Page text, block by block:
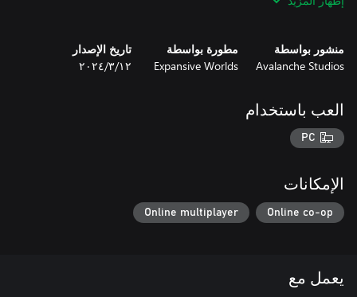
- خمسة عناصر تجميلية جديدة: تشتمل هذه الحزمة أيضًا على مجموعة
التجميلية الأخرى من مخزونك.
منشور بواسطة
Avalanche Studios
مطورة بواسطة
Expansive Worlds
تاريخ الإصدار
١٢‏/٣‏/٢٠٢٤
العب باستخدام
PC
الإمكانات
Online co-op
Online multiplayer
يعمل مع